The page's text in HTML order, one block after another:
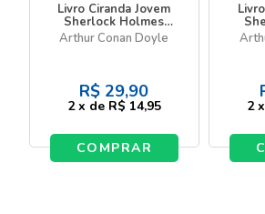
Livro Ciranda Jovem
Sherlock Holmes
Ilustrado - A faixa
Arthur Conan Doyle
R$ 29,90
2 x de R$ 14,95
COMPRAR
2 x